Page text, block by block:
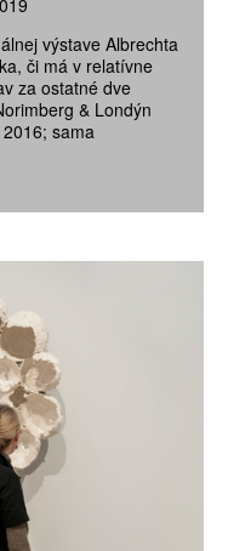
výstave Albrechta
či má v relatívne
za ostatné dve
& Londýn
sama